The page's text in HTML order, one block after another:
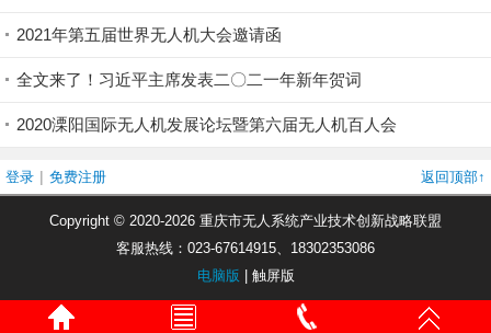
2021年第五届世界无人机大会邀请函
全文来了！习近平主席发表二〇二一年新年贺词
2020溧阳国际无人机发展论坛暨第六届无人机百人会
登录 | 免费注册 返回顶部↑
Copyright © 2020-2026 重庆市无人系统产业技术创新战略联盟
客服热线：023-67614915、18302353086
电脑版 | 触屏版